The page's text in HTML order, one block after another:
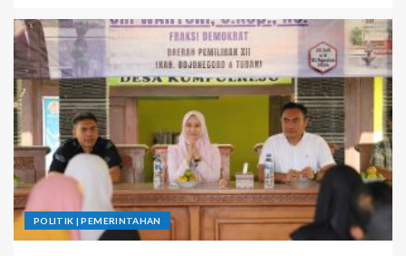
POLITIK | PEMERINTAHAN